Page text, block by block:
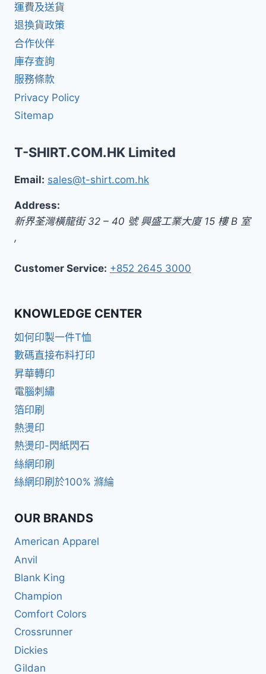
運費及送貨
退換貨政策
合作伙伴
庫存查詢
服務條款
Privacy Policy
Sitemap
T-SHIRT.COM.HK Limited
Email: sales@t-shirt.com.hk
Address:
新界荃灣橫龍街 32 – 40 號 興盛工業大廈 15 樓 B 室
,
Customer Service: +852 2645 3000
KNOWLEDGE CENTER
如何印製一件T恤
數碼直接布料打印
昇華轉印
電腦刺繡
箔印刷
熱燙印
熱燙印-閃紙閃石
絲網印刷
絲網印刷於100% 滌綸
OUR BRANDS
American Apparel
Anvil
Blank King
Champion
Comfort Colors
Crossrunner
Dickies
Gildan